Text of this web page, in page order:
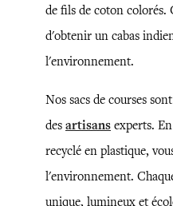
de fils de coton colorés.
d'obtenir un cabas
l'environnement.
Nos sacs de courses
des artisans experts.
recyclé en plastique,
l'environnement.
unique, lumineux et